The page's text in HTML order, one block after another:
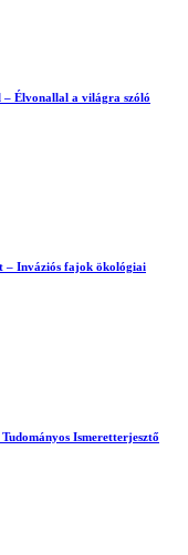
Élvonallal a világra szóló
– Inváziós fajok ökológiai
Ismeretterjesztő